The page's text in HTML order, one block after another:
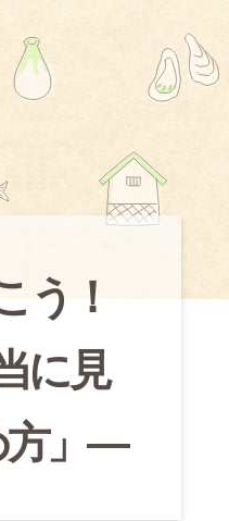
う！
に見
方」―